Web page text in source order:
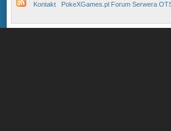
Kontakt PokeXGames.pl Forum Serwera